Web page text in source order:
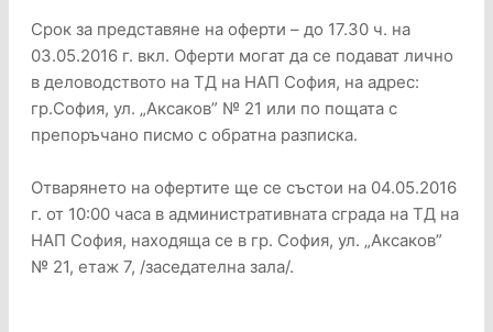
Срок за представяне на оферти – до 17.30 ч. на
03.05.2016 г. вкл. Оферти могат да се подават лично
в деловодството на ТД на НАП София, на адрес:
гр.София, ул. „Аксаков” № 21 или по пощата с
препоръчано писмо с обратна разписка.
Отварянето на офертите ще се състои на 04.05.2016
г. от 10:00 часа в административната сграда на ТД на
НАП София, находяща се в гр. София, ул. „Аксаков”
№ 21, етаж 7, /заседателна зала/.